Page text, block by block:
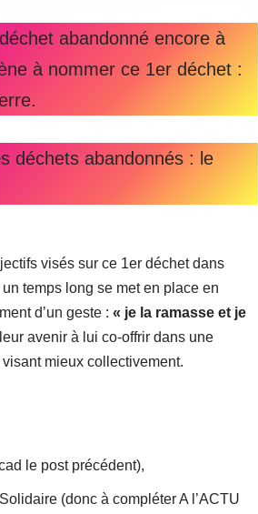
abandonné encore à
à nommer ce 1er déchet :
déchets abandonnés : le
visés sur ce 1er déchet dans
temps long se met en place en
d’un geste : « je la ramasse et je
avenir à lui co-offrir dans une
mieux collectivement.
le post précédent),
(donc à compléter A l’ACTU